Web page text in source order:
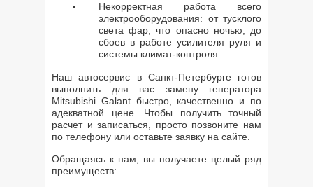
Некорректная работа всего
электрооборудования: от тусклого
света фар, что опасно ночью, до
сбоев в работе усилителя руля и
системы климат-контроля.
Наш автосервис в Санкт-Петербурге готов
выполнить для вас замену генератора
Mitsubishi Galant быстро, качественно и по
адекватной цене. Чтобы получить точный
расчет и записаться, просто позвоните нам
по телефону или оставьте заявку на сайте.
Обращаясь к нам, вы получаете целый ряд
преимуществ: